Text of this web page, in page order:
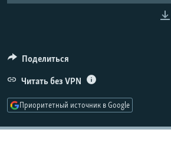
СОЦИАЛЬНЫЕ СЕТИ
Поделиться
Читать без VPN
Приоритетный источник в Google